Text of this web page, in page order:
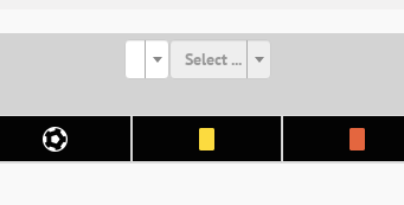
Select ...